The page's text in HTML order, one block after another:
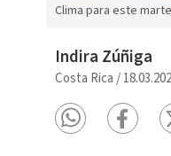
Clima para este
Indira Zúñiga
Costa Rica /